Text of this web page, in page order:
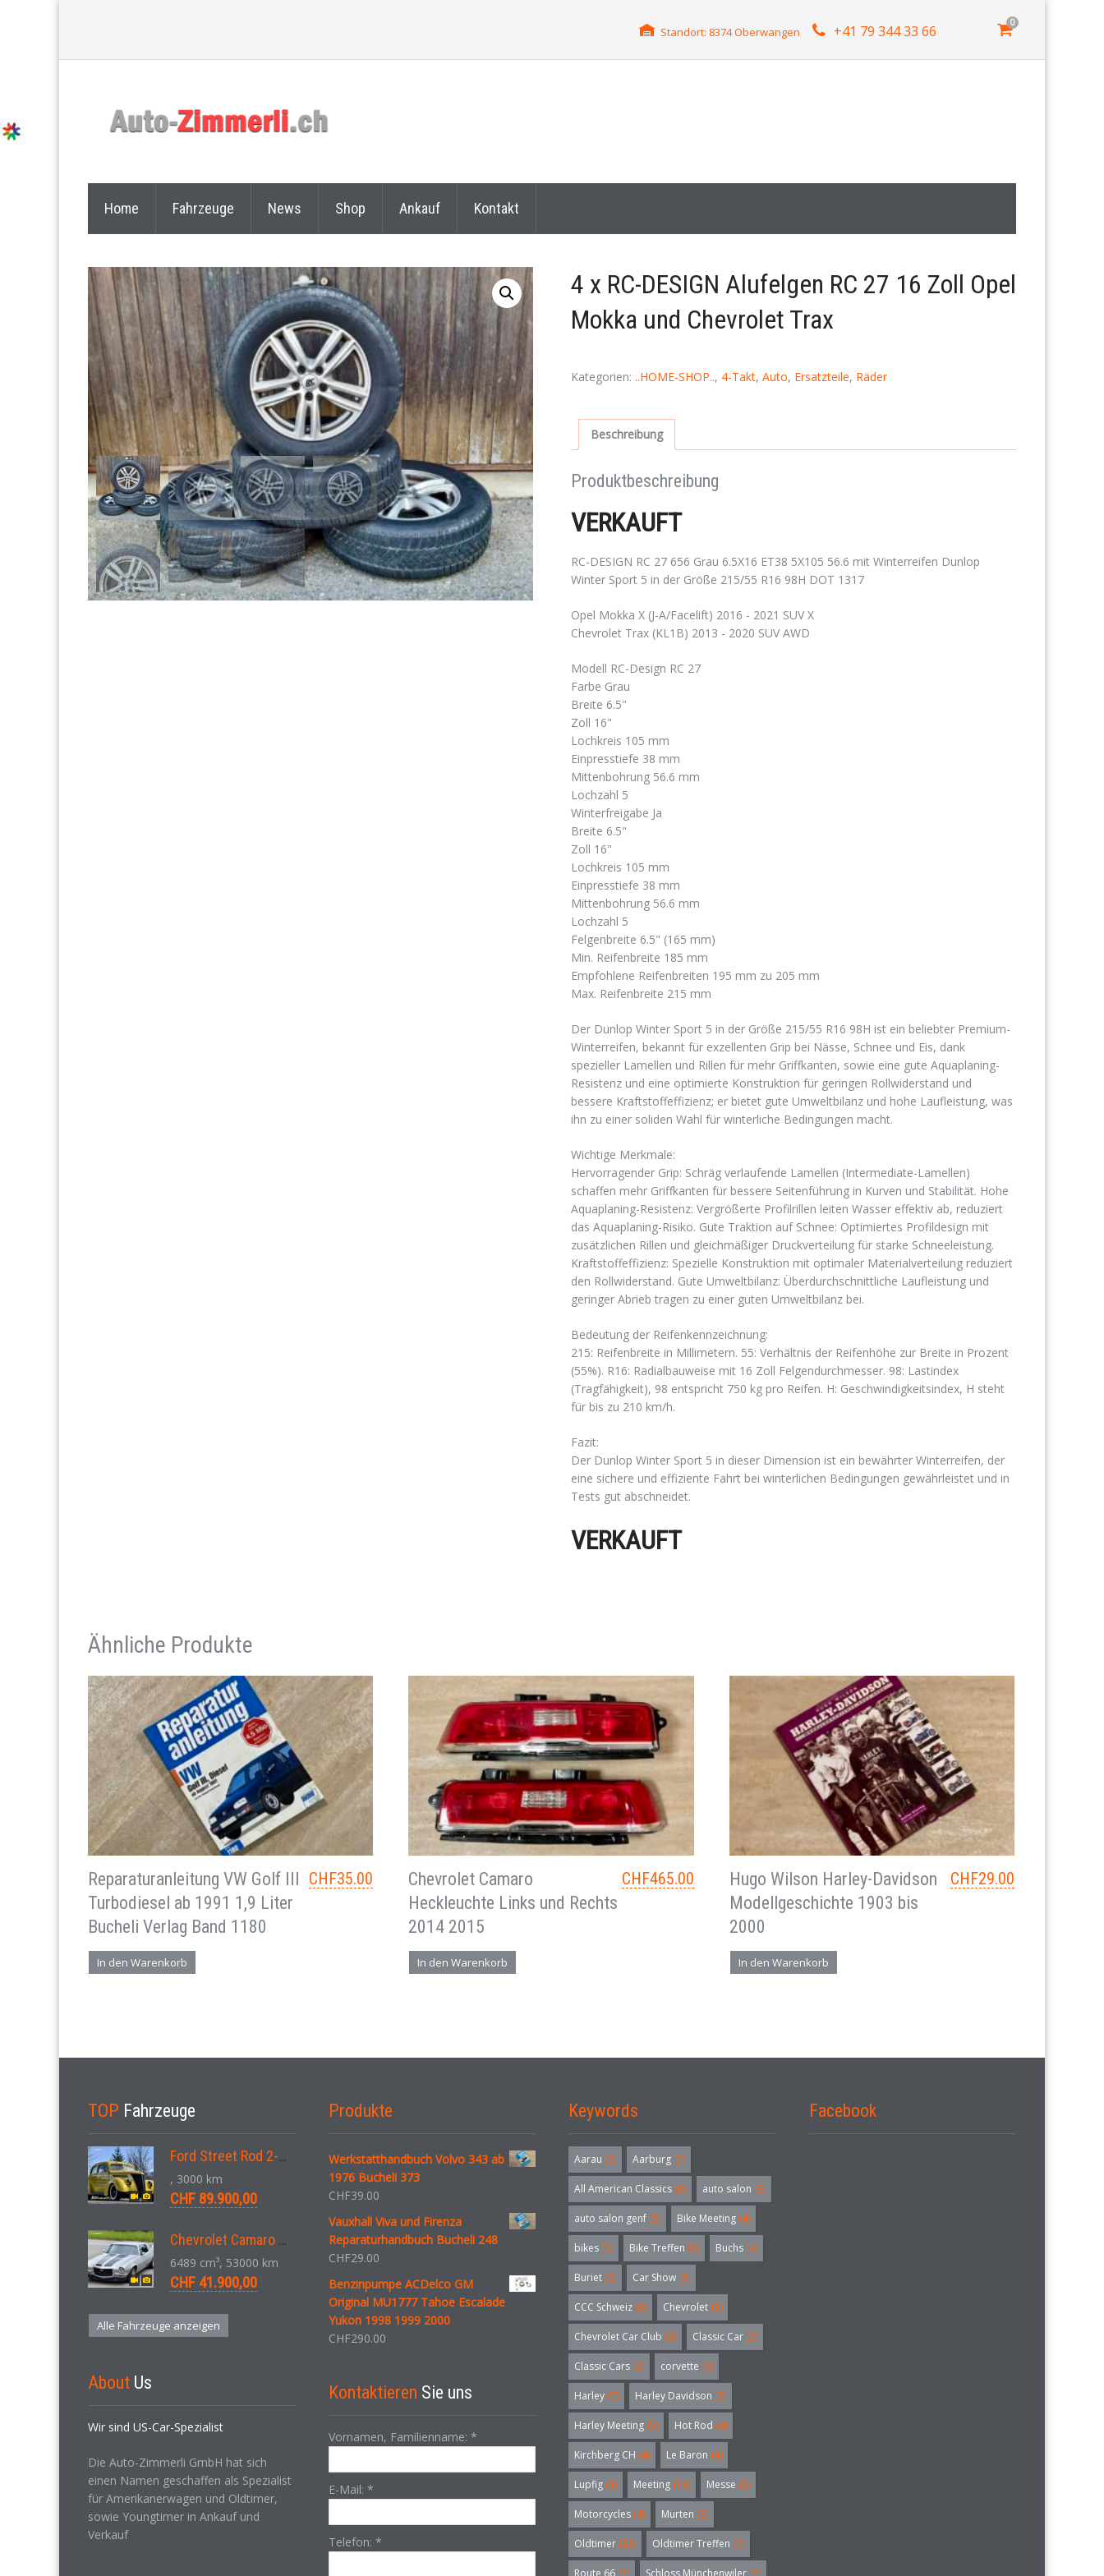
Standort: 8374 Oberwangen +41 79 344 33 66 0
Home Fahrzeuge News Shop Ankauf Kontakt
4 x RC-DESIGN Alufelgen RC 27 16 Zoll Opel
Mokka und Chevrolet Trax
Kategorien: ..HOME-SHOP.., 4-Takt, Auto, Ersatzteile, Räder
Beschreibung
Produktbeschreibung
VERKAUFT
RC-DESIGN RC 27 656 Grau 6.5X16 ET38 5X105 56.6 mit Winterreifen Dunlop
Winter Sport 5 in der Größe 215/55 R16 98H DOT 1317
Opel Mokka X (J-A/Facelift) 2016 - 2021 SUV X
Chevrolet Trax (KL1B) 2013 - 2020 SUV AWD
Modell RC-Design RC 27
Farbe Grau
Breite 6.5"
Zoll 16"
Lochkreis 105 mm
Einpresstiefe 38 mm
Mittenbohrung 56.6 mm
Lochzahl 5
Winterfreigabe Ja
Breite 6.5"
Zoll 16"
Lochkreis 105 mm
Einpresstiefe 38 mm
Mittenbohrung 56.6 mm
Lochzahl 5
Felgenbreite 6.5" (165 mm)
Min. Reifenbreite 185 mm
Empfohlene Reifenbreiten 195 mm zu 205 mm
Max. Reifenbreite 215 mm
Der Dunlop Winter Sport 5 in der Größe 215/55 R16 98H ist ein beliebter Premium-
Winterreifen, bekannt für exzellenten Grip bei Nässe, Schnee und Eis, dank
spezieller Lamellen und Rillen für mehr Griffkanten, sowie eine gute Aquaplaning-
Resistenz und eine optimierte Konstruktion für geringen Rollwiderstand und
bessere Kraftstoffeffizienz; er bietet gute Umweltbilanz und hohe Laufleistung, was
ihn zu einer soliden Wahl für winterliche Bedingungen macht.
Wichtige Merkmale:
Hervorragender Grip: Schräg verlaufende Lamellen (Intermediate-Lamellen)
schaffen mehr Griffkanten für bessere Seitenführung in Kurven und Stabilität. Hohe
Aquaplaning-Resistenz: Vergrößerte Profilrillen leiten Wasser effektiv ab, reduziert
das Aquaplaning-Risiko. Gute Traktion auf Schnee: Optimiertes Profildesign mit
zusätzlichen Rillen und gleichmäßiger Druckverteilung für starke Schneeleistung.
Kraftstoffeffizienz: Spezielle Konstruktion mit optimaler Materialverteilung reduziert
den Rollwiderstand. Gute Umweltbilanz: Überdurchschnittliche Laufleistung und
geringer Abrieb tragen zu einer guten Umweltbilanz bei.
Bedeutung der Reifenkennzeichnung:
215: Reifenbreite in Millimetern. 55: Verhältnis der Reifenhöhe zur Breite in Prozent
(55%). R16: Radialbauweise mit 16 Zoll Felgendurchmesser. 98: Lastindex
(Tragfähigkeit), 98 entspricht 750 kg pro Reifen. H: Geschwindigkeitsindex, H steht
für bis zu 210 km/h.
Fazit:
Der Dunlop Winter Sport 5 in dieser Dimension ist ein bewährter Winterreifen, der
eine sichere und effiziente Fahrt bei winterlichen Bedingungen gewährleistet und in
Tests gut abschneidet.
VERKAUFT
Ähnliche Produkte
CHF35.00
Reparaturanleitung VW Golf III
Turbodiesel ab 1991 1,9 Liter
Bucheli Verlag Band 1180
In den Warenkorb
CHF465.00
Chevrolet Camaro
Heckleuchte Links und Rechts
2014 2015
In den Warenkorb
CHF29.00
Hugo Wilson Harley-Davidson
Modellgeschichte 1903 bis
2000
In den Warenkorb
TOP Fahrzeuge
Ford Street Rod 2-Door V8 Aut. 1937
, 3000 km
CHF 89.900,00
Chevrolet Camaro SS 396 LS3 Coupe Aut. 1971
6489 cm³, 53000 km
CHF 41.900,00
Alle Fahrzeuge anzeigen
About Us
Wir sind US-Car-Spezialist
Die Auto-Zimmerli GmbH hat sich
einen Namen geschaffen als Spezialist
für Amerikanerwagen und Oldtimer,
sowie Youngtimer in Ankauf und
Verkauf
Produkte
Werkstatthandbuch Volvo 343 ab
1976 Bucheli 373
CHF39.00
Vauxhall Viva und Firenza
Reparaturhandbuch Bucheli 248
CHF29.00
Benzinpumpe ACDelco GM
Original MU1777 Tahoe Escalade
Yukon 1998 1999 2000
CHF290.00
Kontaktieren Sie uns
Vornamen, Familienname: *
E-Mail: *
Telefon: *
Keywords
Aarau (3) Aarburg (3)
All American Classics (3) auto salon (3)
auto salon genf (3) Bike Meeting (4)
bikes (5) Bike Treffen (5) Buchs (4)
Buriet (3) Car Show (3)
CCC Schweiz (3) Chevrolet (3)
Chevrolet Car Club (3) Classic Car (3)
Classic Cars (3) corvette (6)
Harley (7) Harley Davidson (3)
Harley Meeting (5) Hot Rod (4)
Kirchberg CH (4) Le Baron (4)
Lupfig (3) Meeting (18) Messe (5)
Motorcycles (4) Murten (3)
Oldtimer (32) Oldtimer Treffen (5)
Route 66 (3) Schloss Münchenwiler (3)
Facebook